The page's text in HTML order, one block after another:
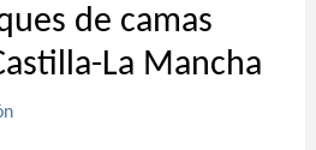
de camas
La Mancha